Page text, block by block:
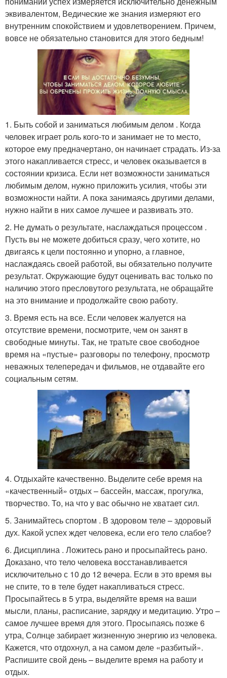
эквивалентом, Ведические же знания измеряют его
внутренним спокойствием и удовлетворением. Причем,
вовсе не обязательно становится для этого бедным!
1. Быть собой и заниматься любимым делом . Когда
человек играет роль кого-то и занимает не то место,
которое ему предначертано, он начинает страдать. Из-за
этого накапливается стресс, и человек оказывается в
состоянии кризиса. Если нет возможности заниматься
любимым делом, нужно приложить усилия, чтобы эти
возможности найти. А пока занимаясь другими делами,
нужно найти в них самое лучшее и развивать это.
2. Не думать о результате, наслаждаться процессом .
Пусть вы не можете добиться сразу, чего хотите, но
двигаясь к цели постоянно и упорно, а главное,
наслаждаясь своей работой, вы обязательно получите
результат. Окружающие будут оценивать вас только по
наличию этого пресловутого результата, не обращайте
на это внимание и продолжайте свою работу.
3. Время есть на все. Если человек жалуется на
отсутствие времени, посмотрите, чем он занят в
свободные минуты. Так, не тратьте свое свободное
время на «пустые» разговоры по телефону, просмотр
неважных телепередач и фильмов, не отдавайте его
социальным сетям.
4. Отдыхайте качественно. Выделите себе время на
«качественный» отдых – бассейн, массаж, прогулка,
творчество. То, на что у вас обычно не хватает сил.
5. Занимайтесь спортом . В здоровом теле – здоровый
дух. Какой успех ждет человека, если его тело слабое?
6. Дисциплина . Ложитесь рано и просыпайтесь рано.
Доказано, что тело человека восстанавливается
исключительно с 10 до 12 вечера. Если в это время вы
не спите, то в теле будет накапливаться стресс.
Просыпайтесь в 5 утра, выделяйте время на ваши
мысли, планы, расписание, зарядку и медитацию. Утро –
самое лучшее время для этого. Просыпаясь позже 6
утра, Солнце забирает жизненную энергию из человека.
Кажется, что отдохнул, а на самом деле «разбитый».
Распишите свой день – выделите время на работу и
отдых.